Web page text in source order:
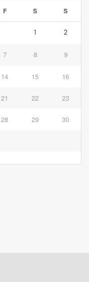
F S S
1 2
7 8 9
14 15 16
21 22 23
28 29 30